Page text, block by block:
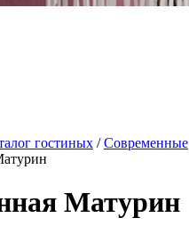
гостиных /Современные
Матурин